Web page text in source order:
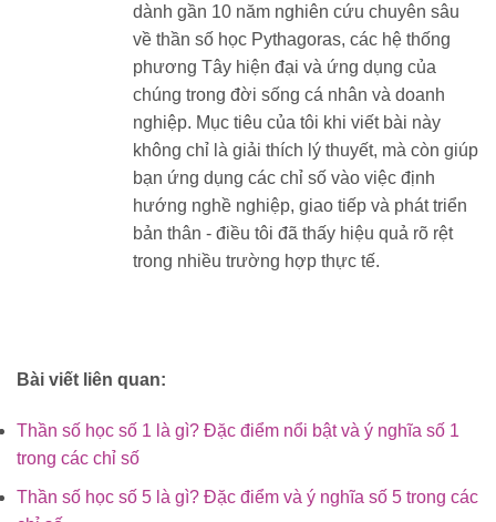
dành gần 10 năm nghiên cứu chuyên sâu
về thần số học Pythagoras, các hệ thống
phương Tây hiện đại và ứng dụng của
chúng trong đời sống cá nhân và doanh
nghiệp. Mục tiêu của tôi khi viết bài này
không chỉ là giải thích lý thuyết, mà còn giúp
bạn ứng dụng các chỉ số vào việc định
hướng nghề nghiệp, giao tiếp và phát triển
bản thân - điều tôi đã thấy hiệu quả rõ rệt
trong nhiều trường hợp thực tế.
Bài viết liên quan:
Thần số học số 1 là gì? Đặc điểm nổi bật và ý nghĩa số 1
trong các chỉ số
Thần số học số 5 là gì? Đặc điểm và ý nghĩa số 5 trong các